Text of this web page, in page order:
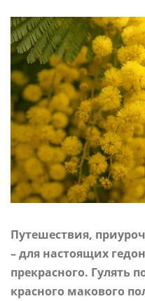
Путешествия,
– для настоящих
прекрасного. Гулять
красного макового